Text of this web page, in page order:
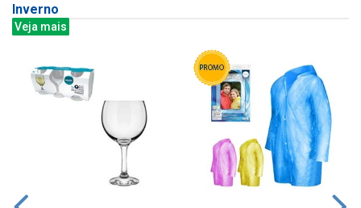
Inverno
Veja mais